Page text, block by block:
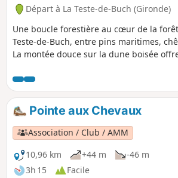
Départ à La Teste-de-Buch (Gironde)
Une boucle forestière au cœur de la
Teste-de-Buch, entre pins maritimes,
La montée douce sur la dune boisée
layons sableux. Parcours principalement
Pointe aux Chevaux
Association / Club / AMM
10,96 km
+44 m
-46 m
3h 15
Facile